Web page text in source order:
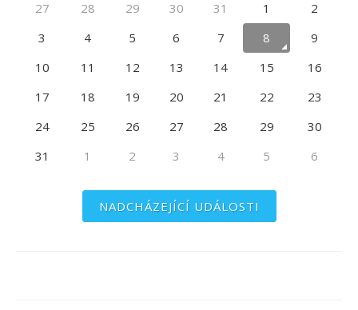
27 28 29 30 31 1
2
3
4 5 6 7 8
9
10
11 12 13 14 15
16
17
18 19 20 21 22
23
24
25 26 27 28 29
30
31
1 2 3 4 5 6
NADCHÁZEJÍCÍ UDÁLOSTI